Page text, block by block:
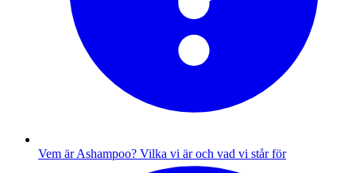
Vem är Ashampoo? Vilka vi är och vad vi står för